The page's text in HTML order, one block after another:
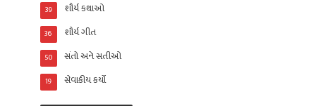
શૌર્ય કથાઓ
39
શૌર્ય ગીત
36
સંતો અને સતીઓ
50
સેવાકીય કર્યો
19